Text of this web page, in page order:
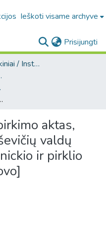
Ieškoti visame archyve
Prisijungti
5.3. Institucijų rinkiniai / Institutional collections
F43
ir pirklio Akimo Demjanenkovo]
aktas,
valdų
ir pirklio